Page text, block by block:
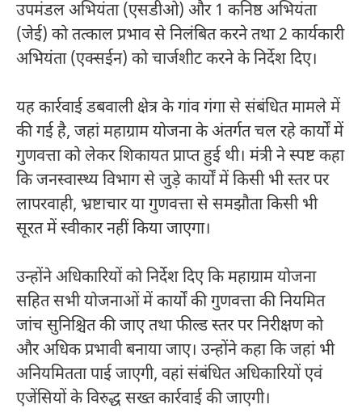
उपमंडल अभियंता (एसडीओ) और 1 कनिष्ठ अभियंता
(जेई) को तत्काल प्रभाव से निलंबित करने तथा 2 कार्यकारी
अभियंता (एक्सईन) को चार्जशीट करने के निर्देश दिए।
यह कार्रवाई डबवाली क्षेत्र के गांव गंगा से संबंधित मामले में
की गई है, जहां महाग्राम योजना के अंतर्गत चल रहे कार्यों में
गुणवत्ता को लेकर शिकायत प्राप्त हुई थी। मंत्री ने स्पष्ट कहा
कि जनस्वास्थ्य विभाग से जुड़े कार्यों में किसी भी स्तर पर
लापरवाही, भ्रष्टाचार या गुणवत्ता से समझौता किसी भी
सूरत में स्वीकार नहीं किया जाएगा।
उन्होंने अधिकारियों को निर्देश दिए कि महाग्राम योजना
सहित सभी योजनाओं में कार्यों की गुणवत्ता की नियमित
जांच सुनिश्चित की जाए तथा फील्ड स्तर पर निरीक्षण को
और अधिक प्रभावी बनाया जाए। उन्होंने कहा कि जहां भी
अनियमितता पाई जाएगी, वहां संबंधित अधिकारियों एवं
एजेंसियों के विरुद्ध सख्त कार्रवाई की जाएगी।